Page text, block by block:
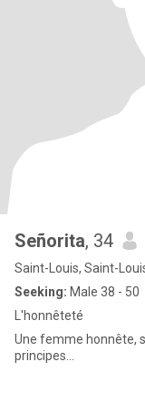
Señorita, 34
Saint-Louis, Saint-
Seeking: Male 38 - 50
L'honnêteté
Une femme honnête,
principes...